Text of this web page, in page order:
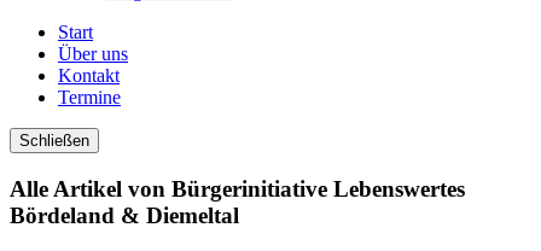
Start
Über uns
Kontakt
Termine
Schließen
Alle Artikel von Bürgerinitiative Lebenswertes
Bördeland & Diemeltal